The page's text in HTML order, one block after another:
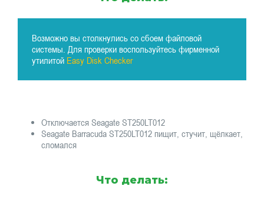
Возможно вы столкнулись со сбоем файловой
системы. Для проверки воспользуйтесь фирменной
утилитой Easy Disk Checker
Отключается Seagate ST250LT012
Seagate Barracuda ST250LT012 пищит, стучит, щёлкает,
сломался
Что делать: